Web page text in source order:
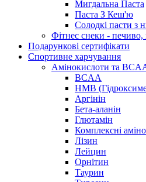
Мигдальна Паста
Паста З Кеш'ю
Солодкі пасти з
Фітнес снеки - печиво,
Подарункові сертифікати
Спортивне харчування
Амінокислоти та
BCAA
HMB
Аргінін
Бета-аланін
Глютамін
Комплексні
Лізин
Лейцин
Орнітин
Таурин